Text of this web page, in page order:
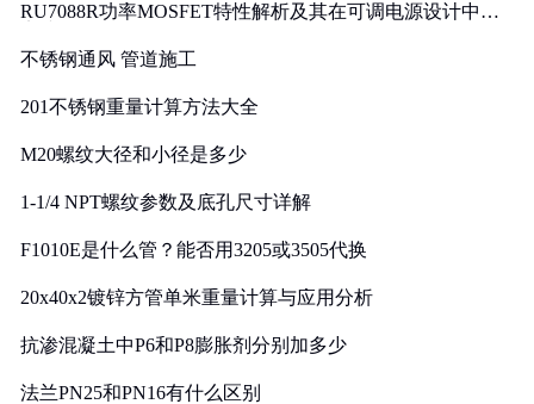
RU7088R功率MOSFET特性解析及其在可调电源设计中的
不锈钢通风 管道施工
201不锈钢重量计算方法大全
M20螺纹大径和小径是多少
1-1/4 NPT螺纹参数及底孔尺寸详解
F1010E是什么管？能否用3205或3505代换
20x40x2镀锌方管单米重量计算与应用分析
抗渗混凝土中P6和P8膨胀剂分别加多少
法兰PN25和PN16有什么区别